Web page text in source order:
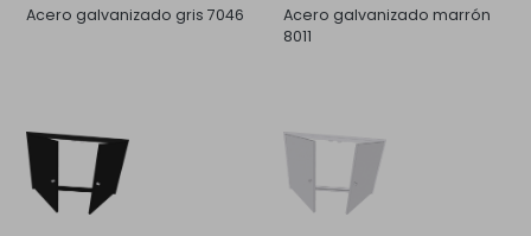
Acero galvanizado gris 7046
Acero galvanizado marrón
8011